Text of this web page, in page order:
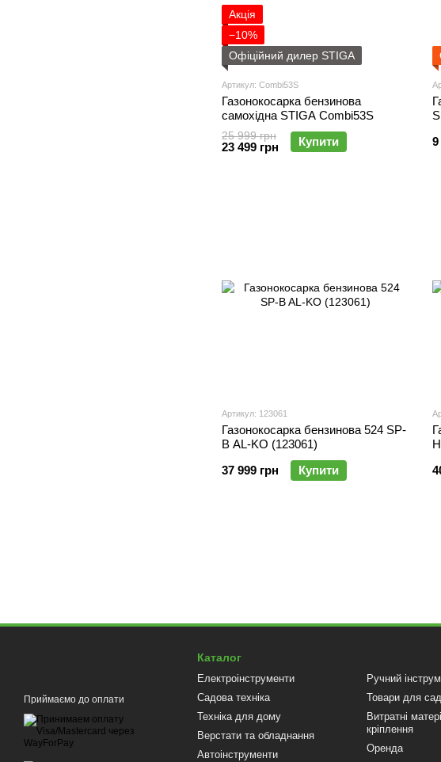
Акція
−10%
Офіційний дилер STIGA
Артикул: Combi53S
Газонокосарка бензинова
самохідна STIGA Combi53S
25 999 грн
23 499 грн Купити
9
Артикул: 123061
Газонокосарка бензинова 524 SP-
B AL-KO (123061)
37 999 грн
Купити
Приймаємо до оплати
Каталог
Електроінструменти
Садова техніка
Техніка для дому
Верстати та обладнання
Автоінструменти
Ручний
Товари для
Витратні
кріплення
Оренда